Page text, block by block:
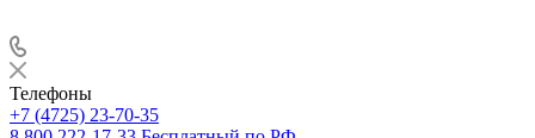
Телефоны
+7 (4725) 23-70-35